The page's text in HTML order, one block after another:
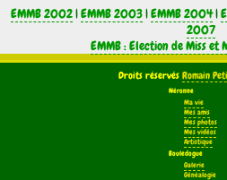
EMMB 2002|EMMB 2003|EMMB 2004|
2007
EMMB : Election de Miss et
Droits réservés Romain
Néronne
Ma vie
Mes amis
Mes photos
Mes vidéos
Artistique
Bouledogue
Galerie
Généalogie